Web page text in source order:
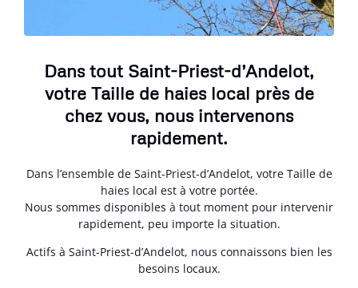
Dans tout Saint-Priest-d’Andelot,
votre Taille de haies local près de
chez vous, nous intervenons
rapidement.
Dans l’ensemble de Saint-Priest-d’Andelot, votre Taille de
haies local est à votre portée.
Nous sommes disponibles à tout moment pour intervenir
rapidement, peu importe la situation.
Actifs à Saint-Priest-d’Andelot, nous connaissons bien les
besoins locaux.